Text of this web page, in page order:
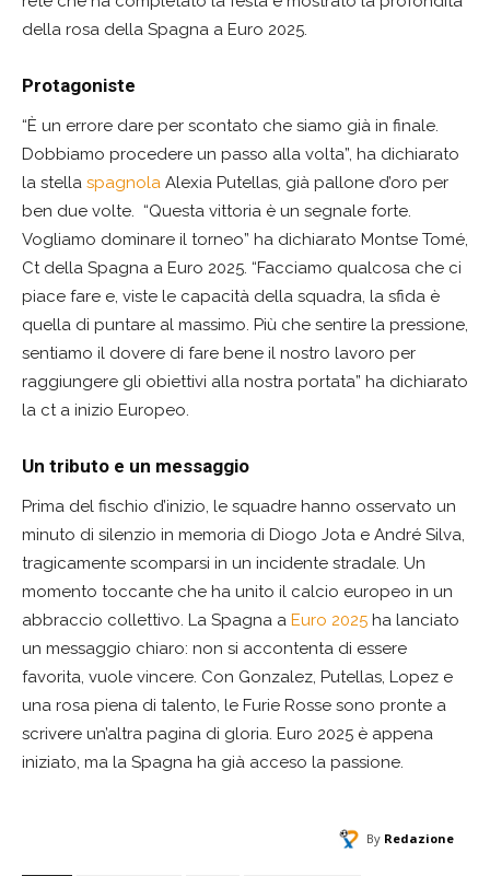
della rosa della Spagna a Euro 2025.
Protagoniste
“È un errore dare per scontato che siamo già in finale.
Dobbiamo procedere un passo alla volta”, ha dichiarato
la stella spagnola Alexia Putellas, già pallone d’oro per
ben due volte. “Questa vittoria è un segnale forte.
Vogliamo dominare il torneo” ha dichiarato Montse Tomé,
Ct della Spagna a Euro 2025. “Facciamo qualcosa che ci
piace fare e, viste le capacità della squadra, la sfida è
quella di puntare al massimo. Più che sentire la pressione,
sentiamo il dovere di fare bene il nostro lavoro per
raggiungere gli obiettivi alla nostra portata” ha dichiarato
la ct a inizio Europeo.
Un tributo e un messaggio
Prima del fischio d’inizio, le squadre hanno osservato un
minuto di silenzio in memoria di Diogo Jota e André Silva,
tragicamente scomparsi in un incidente stradale. Un
momento toccante che ha unito il calcio europeo in un
abbraccio collettivo. La Spagna a Euro 2025 ha lanciato
un messaggio chiaro: non si accontenta di essere
favorita, vuole vincere. Con Gonzalez, Putellas, Lopez e
una rosa piena di talento, le Furie Rosse sono pronte a
scrivere un’altra pagina di gloria. Euro 2025 è appena
iniziato, ma la Spagna ha già acceso la passione.
By Redazione